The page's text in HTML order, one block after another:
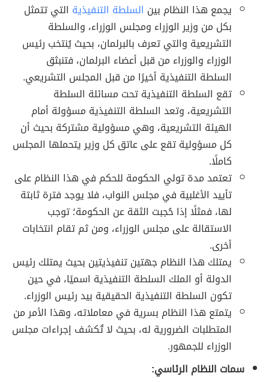
يجمع هذا النظام بين السلطة التنفيذية التي تتمثل
بكل من وزير الوزراء ومجلس الوزراء، والسلطة
التشريعية والتي تعرف بالبرلمان، بحيث يُنتخب رئيس
الوزراء والوزراء من قبل أعضاء البرلمان، فتنبثق
السلطة التنفيذية أخيرًا من قبل المجلس التشريعي.
تقع السلطة التنفيذية تحت مسائلة السلطة
التشريعية، وتعد السلطة التنفيذية مسؤولة أمام
الهيئة التشريعية، وهي مسؤولية مشتركة بحيث أن
كل مسؤولية تقع على عاتق كل وزير يتحملها المجلس
كاملًا.
تعتمد مدة تولي الحكومة للحكم في هذا النظام على
تأييد الأغلبية في مجلس النواب، فلا يوجد فترة ثابتة
لها، فمثلًا إذا حُجبت الثقة عن الحكومة؛ توجب
الاستقالة على مجلس الوزراء، ومن ثم تقام انتخابات
أخرى.
يمتلك هذا النظام جهتين تنفيذيتين بحيث يمتلك رئيس
الدولة أو الملك السلطة التنفيذية اسميًا، في حين
تكون السلطة التنفيذية الحقيقية بيد رئيس الوزراء.
يتمتع هذا النظام بسرية في معاملاته، وهذا الأمر من
المتطلبات الضرورية له، بحيث لا تُكشف إجراءات مجلس
الوزراء للجمهور.
سمات النظام الرئاسي: